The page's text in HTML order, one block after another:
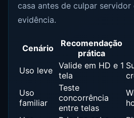
casa antes de culpar servidor
evidência.
Cenário
Recomendação
prática
Uso leve
Valide em HD e 1
tela
Uso
familiar
Teste
concorrência
entre telas